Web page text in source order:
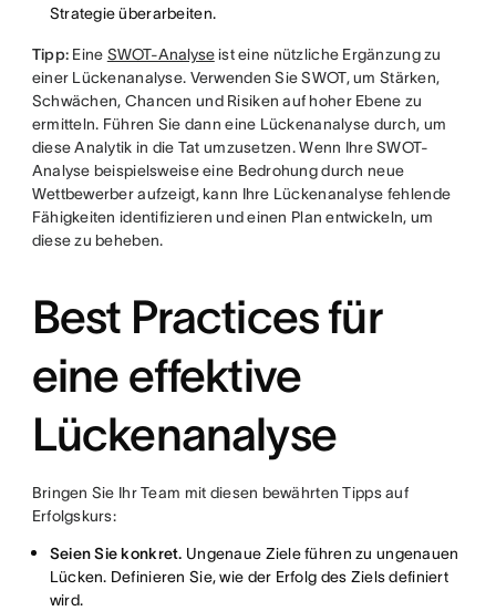
Strategie überarbeiten.
Tipp: Eine SWOT-Analyseist eine nützliche Ergänzung zu
einer Lückenanalyse. Verwenden Sie SWOT, um Stärken,
Schwächen, Chancen und Risiken auf hoher Ebene zu
ermitteln. Führen Sie dann eine Lückenanalyse durch, um
diese Analytik in die Tat umzusetzen. Wenn Ihre SWOT-
Analyse beispielsweise eine Bedrohung durch neue
Wettbewerber aufzeigt, kann Ihre Lückenanalyse fehlende
Fähigkeiten identifizieren und einen Plan entwickeln, um
diese zu beheben.
Best Practices für
eine effektive
Lückenanalyse
Bringen Sie Ihr Team mit diesen bewährten Tipps auf
Erfolgskurs:
Seien Sie konkret. Ungenaue Ziele führen zu ungenauen
Lücken. Definieren Sie, wie der Erfolg des Ziels definiert
wird.